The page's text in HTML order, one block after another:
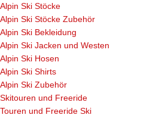
Alpin Ski Stöcke
Alpin Ski Stöcke Zubehör
Alpin Ski Bekleidung
Alpin Ski Jacken und Westen
Alpin Ski Hosen
Alpin Ski Shirts
Alpin Ski Zubehör
Skitouren und Freeride
Touren und Freeride Ski